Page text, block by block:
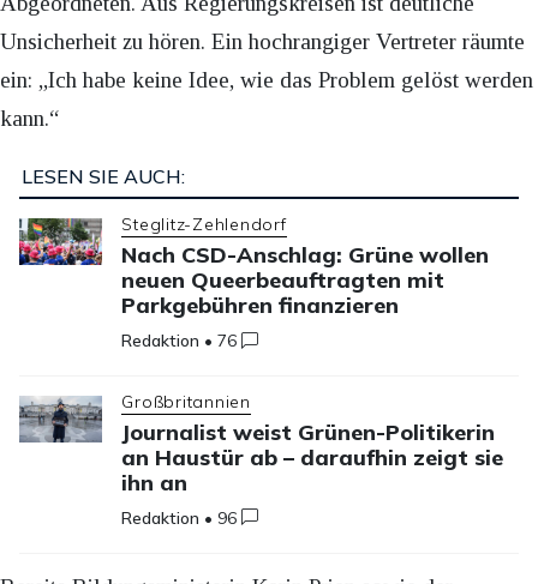
Unsicherheit zu hören. Ein hochrangiger Vertreter räumte
ein: „Ich habe keine Idee, wie das Problem gelöst werden
kann.“
LESEN SIE AUCH:
Steglitz-Zehlendorf
Nach CSD-Anschlag: Grüne wollen
neuen Queerbeauftragten mit
Parkgebühren finanzieren
Redaktion •76
Großbritannien
Journalist weist Grünen-Politikerin
an Haustür ab – daraufhin zeigt sie
ihn an
Redaktion • 96